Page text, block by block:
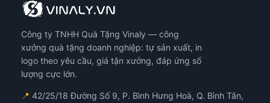
Công ty TNHH Quà Tặng Vinaly — công
xưởng quà tặng doanh nghiệp: tự sản xuất, in
logo theo yêu cầu, giá tận xưởng, đáp ứng số
lượng cực lớn.
📍 42/25/18 Đường Số 9, P. Bình Hưng Hoà, Q. Bình Tân,